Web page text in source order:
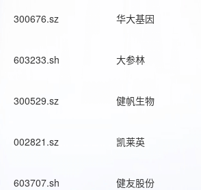
300676.sz 华大基因
603233.sh 大参林
300529.sz 健帆生物
002821.sz 凯莱英
603707.sh 健友股份